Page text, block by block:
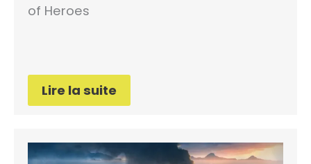
of Heroes
Lire la suite